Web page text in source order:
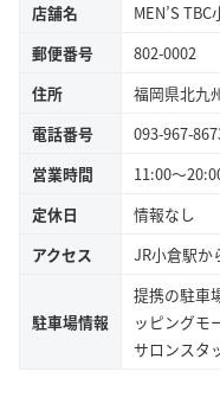
店舗名
MEN’S TBC
郵便番号
802-0002
住所
福岡県北九
電話番号
093-967-
営業時間
11:00～
定休日
情報なし
アクセス
JR小倉駅か
駐車場情報
提携の駐車
ッピングモ
サロンスタ